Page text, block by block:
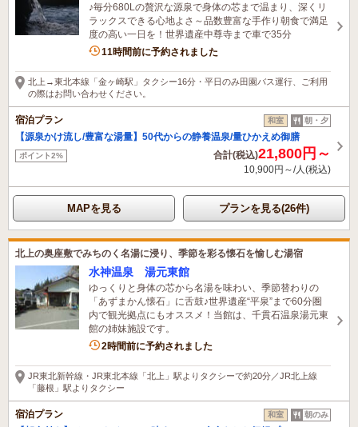
♪毎分680Lの贅沢な源泉で身体の芯まで温まり、深くリ
ラックスできる心地よさ～品数豊富な手作り朝食で満足
度の高い一日を！世界遺産中尊寺まで車で35分
3名がこの宿を見ています
11時間前に予約されました
北上→東北本線「金ヶ崎駅」タクシー16分・平日のみ田園バス運行、ご利用
の際はお問い合わせください。
宿泊プラン 和室 朝・夕
【源泉かけ流し/豊富な湯量】50代からの静養温泉/量ひかえめ御膳
ポイント2% 合計(税込)21,800円～
10,900円～/人(税込)
MAPを見る プランを見る(26件)
北上の奥座敷でみちのく名湯に浸り、季節を彩る懐石を愉しむ湯宿
水神温泉 湯元東館
ゆっくりと身体の芯から名湯を味わい、季節替わりの
「あずまかん懐石」に舌鼓♪世界遺産“平泉”まで60分圏
内で観光拠点にもオススメ！当館は、千貫石温泉湯元東
館の姉妹施設です。
1名がこの宿を見ています
2時間前に予約されました
JR東北新幹線・JR東北本線「北上」駅よりタクシーで約20分／JR北上線
「藤根」駅よりタクシー
宿泊プラン 和室 朝のみ